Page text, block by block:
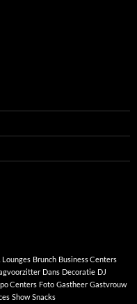
Lounges Brunch Business Centers
Dans Decoratie DJ
Centers Foto Gastheer Gastvrouw
Show Snacks